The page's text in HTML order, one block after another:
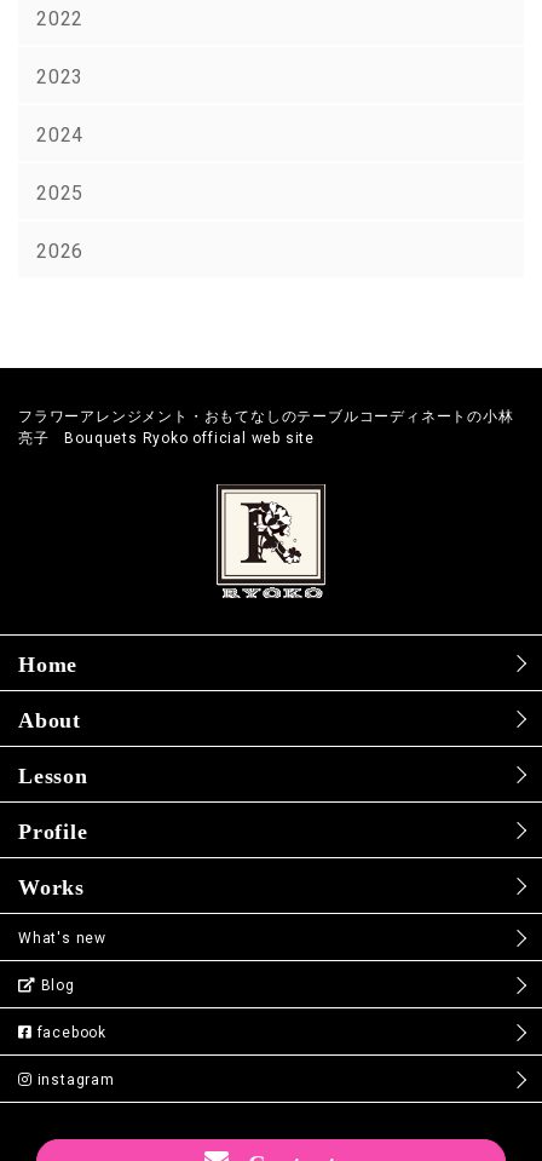
2022
2023
2024
2025
2026
フラワーアレンジメント・おもてなしのテーブルコーディネートの小林
亮子 Bouquets Ryoko official web site
Home
About
Lesson
Profile
Works
What's new
Blog
facebook
instagram